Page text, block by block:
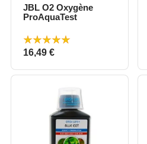
JBL O2 Oxygène
ProAquaTest
Prix
16,49 €